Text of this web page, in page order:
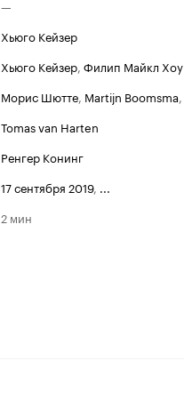
—
Хьюго Кейзер
Хьюго Кейзер, Филип Майкл Хоу
Морис Шютте, Martijn Boomsma,
Tomas van Harten
Ренгер Конинг
17 сентября 2019, ...
2 мин